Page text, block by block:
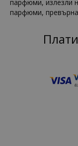
парфюми, излезли
парфюми,